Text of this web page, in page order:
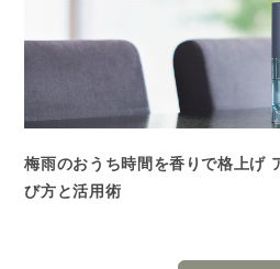
梅雨のおうち時間を香りで格上げ
び方と活用術